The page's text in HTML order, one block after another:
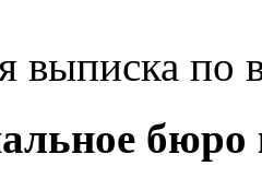
выписка
бюро